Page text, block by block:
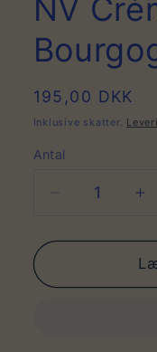
NV
Normalpris
195,00 DKK
Inklusive skatter.
Antal
Antal
Reducer
for
Crémant
Øg